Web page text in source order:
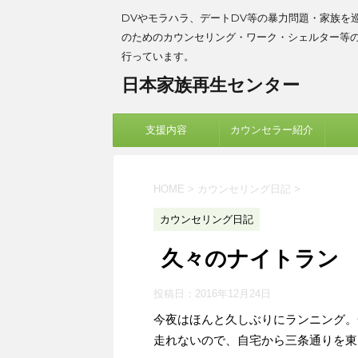
DVやモラハラ、デートDV等の暴力問題・家族を
のためのカウンセリング・ワーク・シェルター等
行っています。
日本家族再生センター
支援内容 カウンセラー紹介
HOME > カウンセリング日記 >
カウンセリング日記
久々のナイトラン
投稿日： 2016年12月24日
今夜はほんと久しぶりにランニング
走れないので、自宅から三条通りを